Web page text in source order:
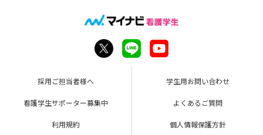
採用ご担当者様へ 学生用お問い合わせ
看護学生サポーター募集中 よくあるご質問
利用規約 個人情報保護方針